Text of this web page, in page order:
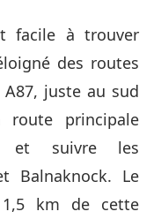
facile à trouver
des routes
juste au sud
principale
et suivre les
Balnaknock. Le
km de cette